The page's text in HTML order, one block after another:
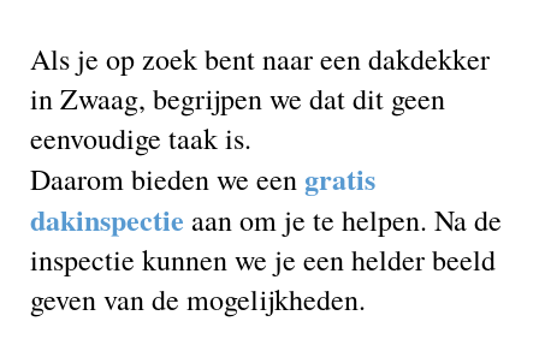
Als je op zoek bent naar een dakdekker
in Zwaag, begrijpen we dat dit geen
eenvoudige taak is.
Daarom bieden we een gratis
dakinspectie aan om je te helpen. Na de
inspectie kunnen we je een helder beeld
geven van de mogelijkheden.